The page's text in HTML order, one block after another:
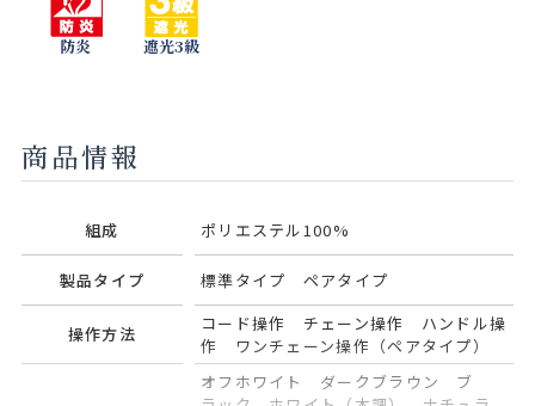
ラル
防炎 遮光3級
商品情報
組成 ポリエステル100%
製品タイプ 標準タイプ ペアタイプ
操作方法
コード操作 チェーン操作 ハンドル操
作 ワンチェーン操作（ペアタイプ）
オフホワイト ダークブラウン ブ